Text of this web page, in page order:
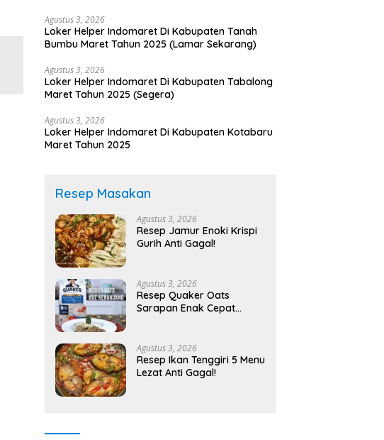
Agustus 3, 2026
Loker Helper Indomaret Di Kabupaten Tanah
Bumbu Maret Tahun 2025 (Lamar Sekarang)
Agustus 3, 2026
Loker Helper Indomaret Di Kabupaten Tabalong
Maret Tahun 2025 (Segera)
Agustus 3, 2026
Loker Helper Indomaret Di Kabupaten Kotabaru
Maret Tahun 2025
Resep Masakan
Agustus 3, 2026
Resep Jamur Enoki Krispi
Gurih Anti Gagal!
Agustus 3, 2026
Resep Quaker Oats
Sarapan Enak Cepat
Agustus 3, 2026
Resep Ikan Tenggiri 5 Menu
Lezat Anti Gagal!